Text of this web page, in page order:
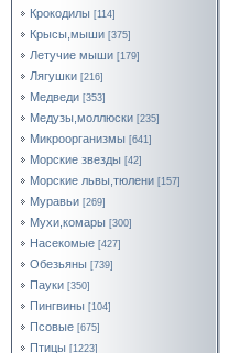
Крокодилы [114]
Крысы,мыши [375]
Летучие мыши [179]
Лягушки [216]
Медведи [353]
Медузы,моллюски [235]
Микроорганизмы [641]
Морские звезды [42]
Морские львы,тюлени [157]
Муравьи [269]
Мухи,комары [300]
Насекомые [427]
Обезьяны [739]
Пауки [350]
Пингвины [104]
Псовые [675]
Птицы [1223]